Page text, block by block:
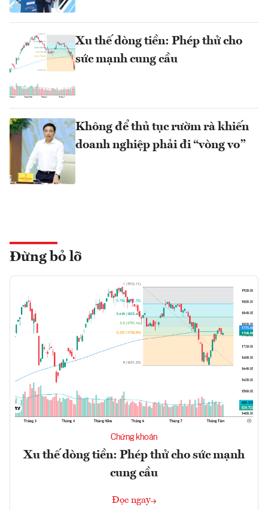
Xu thế dòng tiền: Phép thử cho
sức mạnh cung cầu
Không để thủ tục rườm rà khiến
doanh nghiệp phải đi “vòng vo”
Đừng bỏ lỡ
Chứng khoán
Xu thế dòng tiền: Phép thử cho sức mạnh
cung cầu
Đọc ngay